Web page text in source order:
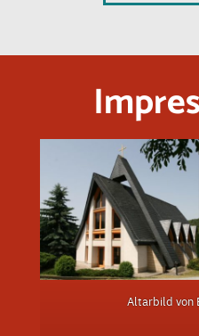
Altarbild von